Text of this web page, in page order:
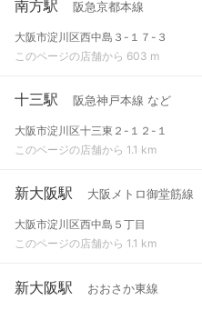
南方駅 阪急京都本線
大阪市淀川区西中島３-１７-３
このページの店舗から 603 m
十三駅 阪急神戸本線 など
大阪市淀川区十三東２-１２-１
このページの店舗から 1.1 km
新大阪駅 大阪メトロ御堂筋線
大阪市淀川区西中島５丁目
このページの店舗から 1.1 km
新大阪駅 おおさか東線